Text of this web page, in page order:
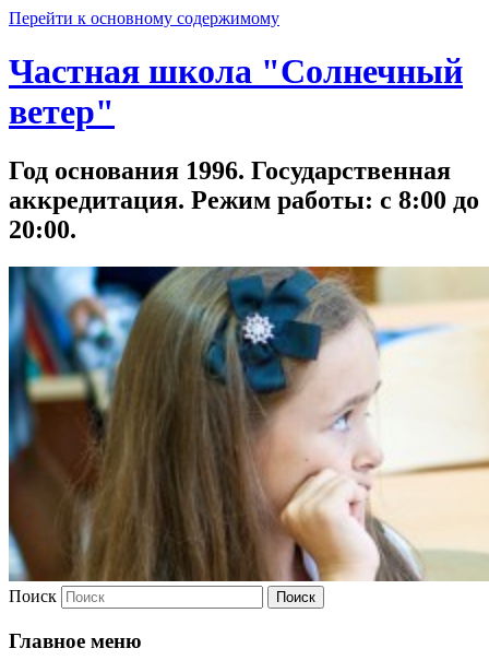
Перейти к основному содержимому
Частная школа "Солнечный
ветер"
Год основания 1996. Государственная
аккредитация. Режим работы: с 8:00 до
20:00.
Поиск
Главное меню